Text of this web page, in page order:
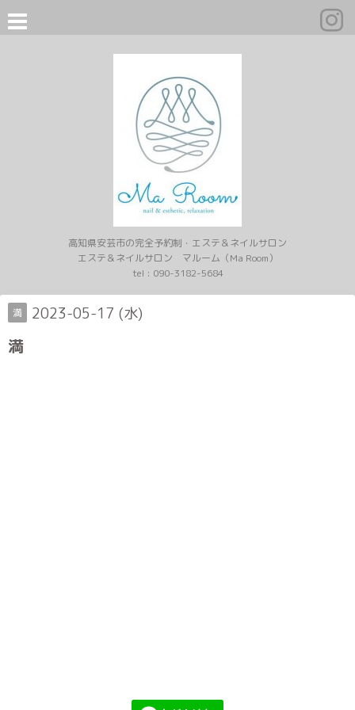
高知県安芸市の完全予約制・エステ＆ネイルサロン
エステ＆ネイルサロン マルーム（Ma Room）
tel : 090-3182-5684
満 2023-05-17 (水)
満